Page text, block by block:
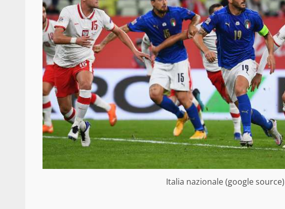
Italia nazionale (google source)